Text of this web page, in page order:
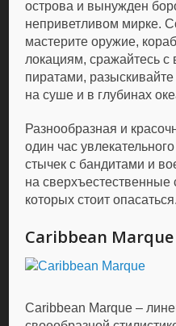
острова и вынужден
неприветливом мирке.
мастерите оружие,
локациям, сражайтесь
пиратами,
на суше и в глубинах
Разнообразная и
один час
стычек с бандитами и
на сверхъестественные
которых стоит опасаться.
Caribbean Marque
Caribbean Marque –